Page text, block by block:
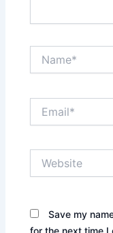
Save my
for the next time I